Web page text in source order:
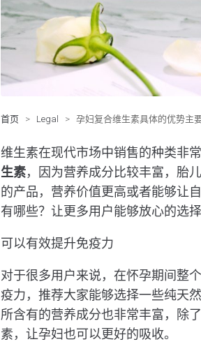
首页 > Legal > 孕妇复合维生素具体的优势主
维生素在现代市场中销售的种类非
生素，因为营养成分比较丰富，胎
的产品，营养价值更高或者能够让
有哪些？让更多用户能够放心的选择
可以有效提升免疫力
对于很多用户来说，在怀孕期间整
疫力，推荐大家能够选择一些纯天
所含有的营养成分也非常丰富，除
素，让孕妇也可以更好的吸收。